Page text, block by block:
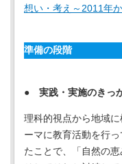
想い・考え～2011年
準備の段階
● 実践・実施のきっ
理科的視点から地域
ーマに教育活動を行
たことで、「自然の